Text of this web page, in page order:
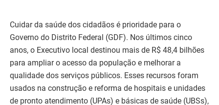
Cuidar da saúde dos cidadãos é prioridade para o
Governo do Distrito Federal (GDF). Nos últimos cinco
anos, o Executivo local destinou mais de R$ 48,4 bilhões
para ampliar o acesso da população e melhorar a
qualidade dos serviços públicos. Esses recursos foram
usados na construção e reforma de hospitais e unidades
de pronto atendimento (UPAs) e básicas de saúde (UBSs),